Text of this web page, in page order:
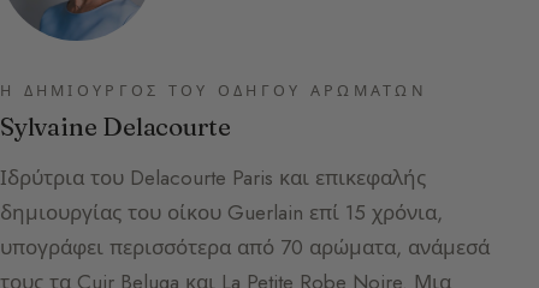
Η ΔΗΜΙΟΥΡΓΌΣ ΤΟΥ ΟΔΗΓΟΎ ΑΡΩΜΆΤΩΝ
Sylvaine Delacourte
Ιδρύτρια του Delacourte Paris και επικεφαλής
δημιουργίας του οίκου Guerlain επί 15 χρόνια,
υπογράφει περισσότερα από 70 αρώματα, ανάμεσά
τους τα Cuir Beluga και La Petite Robe Noire. Μια